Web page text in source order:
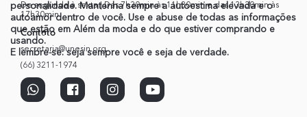
personalidade. Mantenha sempre a autoestima elevada e o
autoamor dentro de você. Use e abuse de todas as informações
que estão em Além da moda e do que estiver comprando e
usando.
E lembre-se: seja sempre você e seja de verdade.
De segunda à sexta | Das 7h30min às 11h30min e das 13h30min às
17h30min
Contato
secretaria@unesin.org
(66) 3211-1974